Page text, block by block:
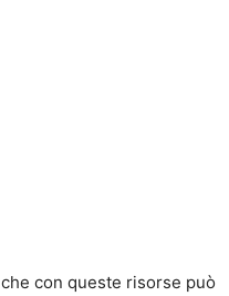
che con queste risorse può